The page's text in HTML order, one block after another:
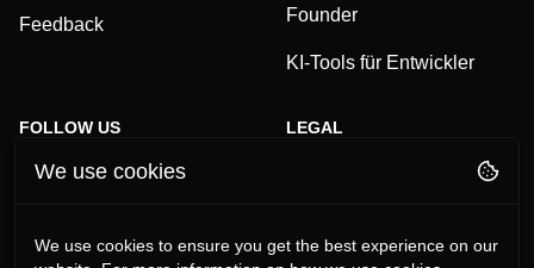
Feedback
Founder
KI-Tools für Entwickler
FOLLOW US
TikTok
LEGAL
We use cookies
We use cookies to ensure you get the best experience on our